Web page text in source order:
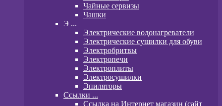
Чайные сервизы
Чашки
Э ...
Электрические водонагреватели
Электрические сушилки для обуви
Электробритвы
Электропечи
Электроплиты
Электросушилки
Эпиляторы
Ссылки ...
Ссылка на Интернет магазин (сайт